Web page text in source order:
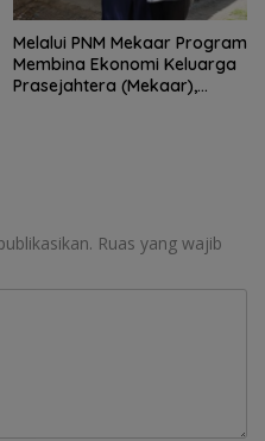
Melalui PNM Mekaar Program
Membina Ekonomi Keluarga
Prasejahtera (Mekaar),
Ruas yang wajib